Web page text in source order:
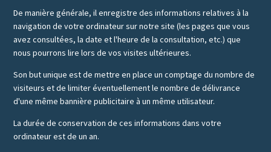
De manière générale, il enregistre des informations relatives à la
navigation de votre ordinateur sur notre site (les pages que vous
avez consultées, la date et l'heure de la consultation, etc.) que
nous pourrons lire lors de vos visites ultérieures.
Son but unique est de mettre en place un comptage du nombre de
visiteurs et de limiter éventuellement le nombre de délivrance
d'une même bannière publicitaire à un même utilisateur.
La durée de conservation de ces informations dans votre
ordinateur est de un an.